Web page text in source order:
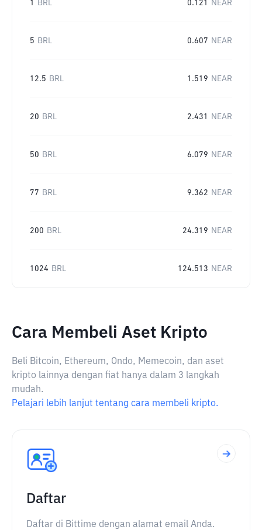
1 BRL 0.121 NEAR
5 BRL 0.607 NEAR
12.5 BRL 1.519 NEAR
20 BRL 2.431 NEAR
50 BRL 6.079 NEAR
77 BRL 9.362 NEAR
200 BRL 24.319 NEAR
1024 BRL 124.513 NEAR
Cara Membeli Aset Kripto
Beli Bitcoin, Ethereum, Ondo, Memecoin, dan aset
kripto lainnya dengan fiat hanya dalam 3 langkah
mudah.
Pelajari lebih lanjut tentang cara membeli kripto.
Daftar
Daftar di Bittime dengan alamat email Anda.